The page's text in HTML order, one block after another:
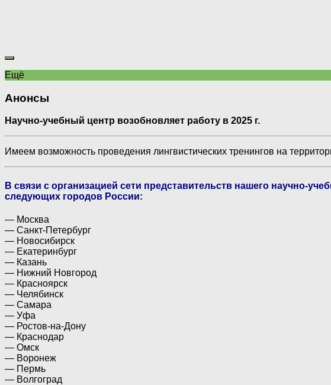
Ещё
Анонсы
Научно-учебный центр возобновляет работу в 2025 г.
Имеем возможность проведения лингвистических тренингов на
В связи с организацией сети представительств нашего научно-
следующих городов России:
— Москва
— Санкт-Петербург
— Новосибирск
— Екатеринбург
— Казань
— Нижний Новгород
— Красноярск
— Челябинск
— Самара
— Уфа
— Ростов-на-Дону
— Краснодар
— Омск
— Воронеж
— Пермь
— Волгоград